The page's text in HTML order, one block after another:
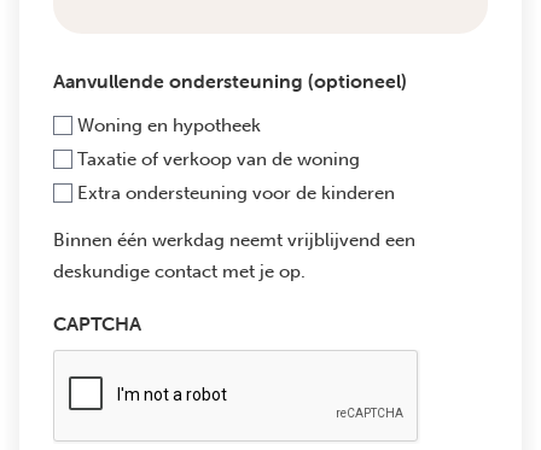
Aanvullende ondersteuning (optioneel)
Woning en hypotheek
Taxatie of verkoop van de woning
Extra ondersteuning voor de kinderen
Binnen één werkdag neemt vrijblijvend een
deskundige contact met je op.
CAPTCHA